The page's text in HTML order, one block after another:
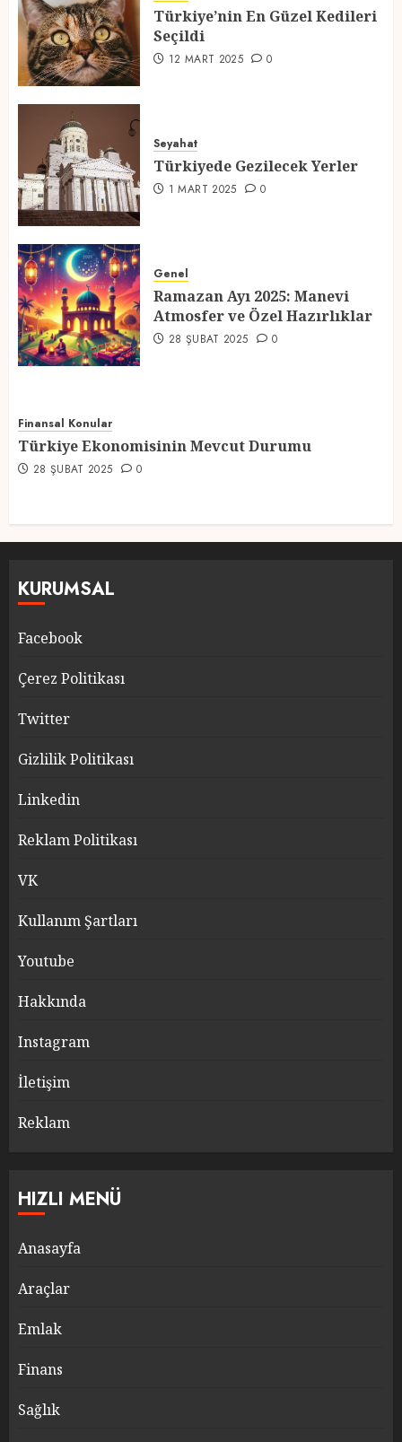
3
12 MART 2025 0
4
1 MART 2025
5
Atmosfer ve Özel Hazırlıklar
28 ŞUBAT 2025 0
Türkiye’nin En Güzel Kedileri
Seçildi
12 MART 2025 0
Seyahat
Türkiyede Gezilecek Yerler
1 MART 2025 0
Genel
Ramazan Ayı 2025: Manevi
Atmosfer ve Özel Hazırlıklar
28 ŞUBAT 2025 0
Finansal Konular
Türkiye Ekonomisinin Mevcut Durumu
28 ŞUBAT 2025 0
KURUMSAL
Facebook
Çerez Politikası
Twitter
Gizlilik Politikası
Linkedin
Reklam Politikası
VK
Kullanım Şartları
Youtube
Hakkında
Instagram
İletişim
Reklam
HIZLI MENÜ
Anasayfa
Araçlar
Emlak
Finans
Sağlık